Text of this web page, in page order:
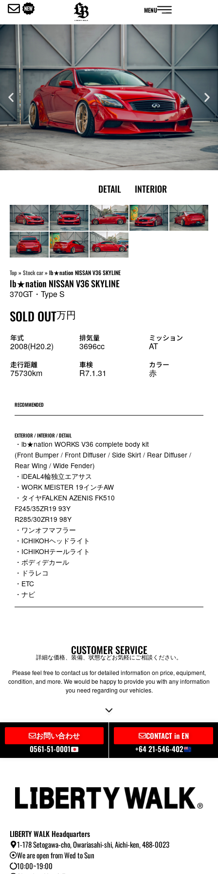
を
プ
MENU
DETAIL INTERIOR
Top »Stock car»lb★nation NISSAN V36 SKYLINE
lb★nation NISSAN V36 SKYLINE
370GT・Type S
SOLD OUT万円
年式
2008(H20.2)
排気量
3696cc
ミッション
AT
走行距離
75730km
車検
R7.1.31
カラー
赤
RECOMMENDED
EXTERIOR / INTERIOR / DETAIL
・lb★nation WORKS V36 complete body kit
(Front Bumper / Front Diffuser / Side Skirt / Rear Diffuser /
Rear Wing / Wide Fender)
・iDEAL4輪独立エアサス
・WORK MEISTER 19インチAW
・タイヤFALKEN AZENIS FK510
F245/35ZR19 93Y
R285/30ZR19 98Y
・ワンオフマフラー
・ICHIKOHヘッドライト
・ICHIKOHテールライト
・ボディデカール
・ドラレコ
・ETC
・ナビ
CUSTOMER SERVICE
詳細な価格、装備、状態などお気軽にご相談ください。
Please feel free to contact us for detailed information on price, equipment,
condition, and more. We would be happy to provide you with any information
you need regarding our vehicles.
お問い合わせ
0561-51-0001
CONTACT in EN
+64 21-546-402
LIBERTY WALK Headquarters
1-178 Setogawa-cho, Owariasahi-shi, Aichi-ken, 488-0023
We are open from Wed to Sun
10:00~19:00